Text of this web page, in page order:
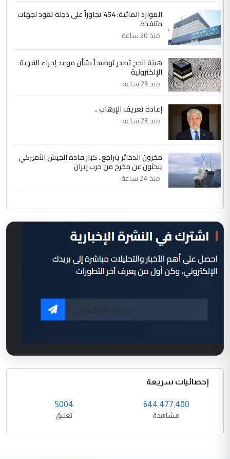
الموارد المائية: 454 تجاوزاً على دجلة تعود لجهات
متنفذة
منذ 20 ساعة
هيئة الحج تصدر توضيحاً بشأن موعد إجراء القرعة
الإلكترونية
منذ 23 ساعة
إعادة تعريف الإرهاب ..
منذ 23 ساعة
مخزون الذخائر يتراجع.. كبار قادة الجيش الأميركي
يبحثون عن مخرج من حرب إيران
منذ 24 ساعة
إحصائيات سريعة
644,477,480
مشاهدة
5004
تعليق